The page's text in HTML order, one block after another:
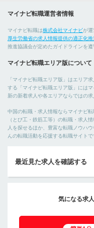
マイナビ転職運営者情報
マイナビ転職は株式会社マイナビが
厚生労働省の求人情報提供の適正化
推進協議会が定めたガイドラインを遵
マイナビ転職エリア版について
「マイナビ転職エリア版」はエリア
する「マイナビ転職エリア版」には
新の新着求人や各エリアならではの求
中国の転職・求人情報ならマイナビ
（とび工・鉄筋工等）の転職・求人
人を探せるほか、豊富な転職ノウハ
んの転職活動を応援する転職サイトで
最近見た求人を確認する
気になる求